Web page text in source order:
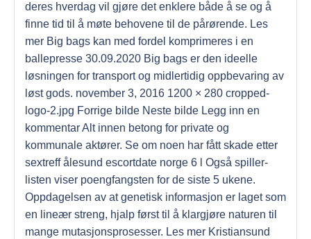
deres hverdag vil gjøre det enklere både å se og å
finne tid til å møte behovene til de pårørende. Les
mer Big bags kan med fordel komprimeres i en
ballepresse 30.09.2020 Big bags er den ideelle
løsningen for transport og midlertidig oppbevaring av
løst gods. november 3, 2016 1200 × 280 cropped-
logo-2.jpg Forrige bilde Neste bilde Legg inn en
kommentar Alt innen betong for private og
kommunale aktører. Se om noen har fått skade etter
sextreff ålesund escortdate norge 6 l Også spiller-
listen viser poengfangsten for de siste 5 ukene.
Oppdagelsen av at genetisk informasjon er laget som
en lineær streng, hjalp først til å klargjøre naturen til
mange mutasjonsprosesser. Les mer Kristiansund